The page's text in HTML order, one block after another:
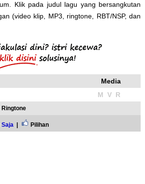
Klik pada judul lagu yang bersangkutan
(video klip, MP3, ringtone, RBT/NSP, dan
Media
M V R
| Pilihan